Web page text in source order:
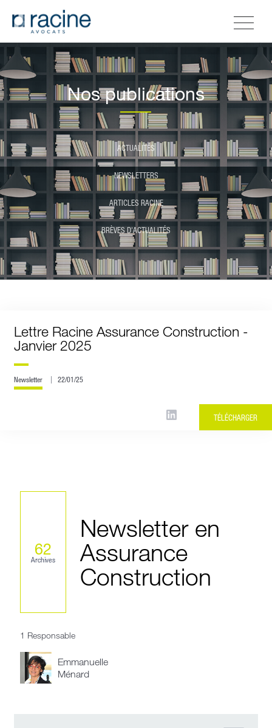
Nos publications
ACTUALITÉS
NEWSLETTERS
ARTICLES RACINE
BRÈVES D'ACTUALITÉS
Lettre Racine Assurance Construction -
Janvier 2025
Newsletter 22/01/25
TÉLÉCHARGER
62
Archives
Newsletter en
Assurance
Construction
1 Responsable
Emmanuelle
Ménard